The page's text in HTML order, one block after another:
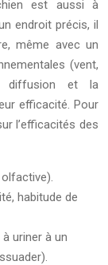
est aussi à
endroit précis, il
même avec un
(vent,
diffusion et la
efficacité. Pour
l’efficacités des
habitude de
uriner à un